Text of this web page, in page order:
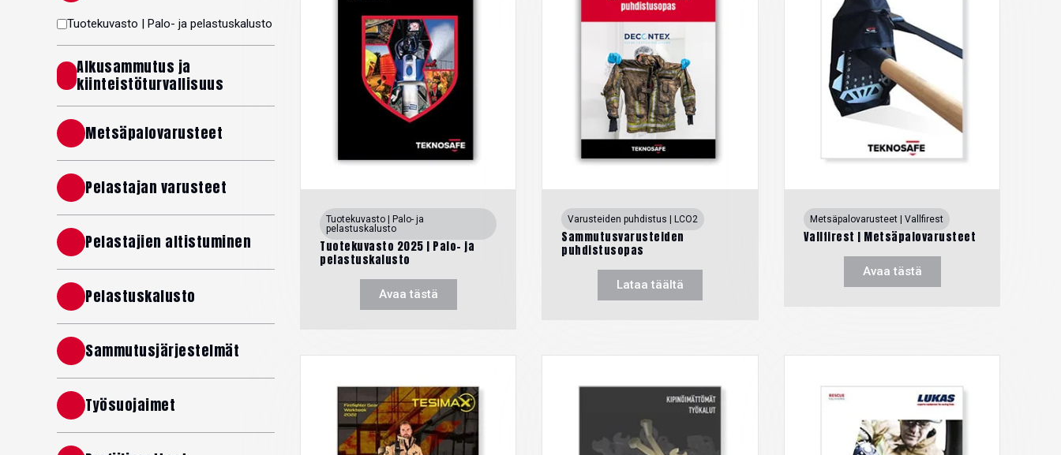
Tuotekuvasto | Palo- ja pelastuskalusto
Alkusammutus ja
kiinteistöturvallisuus
Metsäpalovarusteet
Pelastajan varusteet
Pelastajien altistuminen
Pelastuskalusto
Sammutusjärjestelmät
Työsuojaimet
Tuotekuvasto | Palo- ja
pelastuskalusto
Tuotekuvasto 2025 | Palo- ja
pelastuskalusto
Avaa tästä
Varusteiden puhdistus | LCO2
Sammutusvarusteiden
puhdistusopas
Lataa täältä
Metsäpalovarusteet | Vallfirest
Vallfirest | Metsäpalovarusteet
Avaa tästä